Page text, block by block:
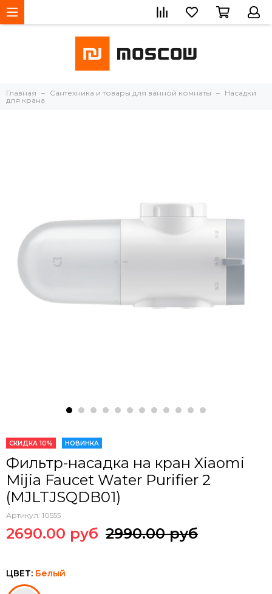
Главная Сантехника и товары для ванной комнаты
Насадки
для крана
СКИДКА 10% НОВИНКА
Фильтр-насадка на кран Xiaomi
Mijia Faucet Water Purifier 2
(MJLTJSQDB01)
Артикул: 10555
2690.00 руб 2990.00 руб
ЦВЕТ: Белый